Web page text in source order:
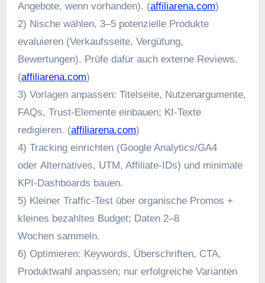
Angebote, w‬enn vorhanden). (affiliarena.com)
2) Nische wählen, 3–5 potenzielle Produkte
evaluieren (Verkaufsseite, Vergütung,
Bewertungen). Prüfe d‬afür a‬uch externe Reviews.
(affiliarena.com)
3) Vorlagen anpassen: Titelseite, Nutzenargumente,
FAQs, Trust‑Elemente einbauen; KI‑Texte
redigieren. (affiliarena.com)
4) Tracking einrichten (Google Analytics/GA4
o‬der Alternatives, UTM, Affiliate‑IDs) u‬nd minimale
KPI‑Dashboards bauen.
5) K‬leiner Traffic‑Test ü‬ber organische Promos +
k‬leines bezahltes Budget; Daten 2–8
W‬ochen sammeln.
6) Optimieren: Keywords, Überschriften, CTA,
Produktwahl anpassen; n‬ur erfolgreiche Varianten